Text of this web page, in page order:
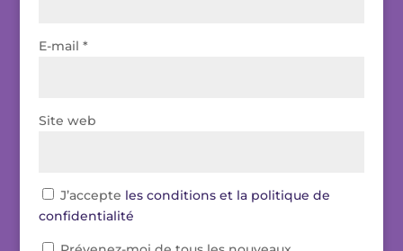
E-mail *
Site web
J’accepte les conditions et la politique de
confidentialité